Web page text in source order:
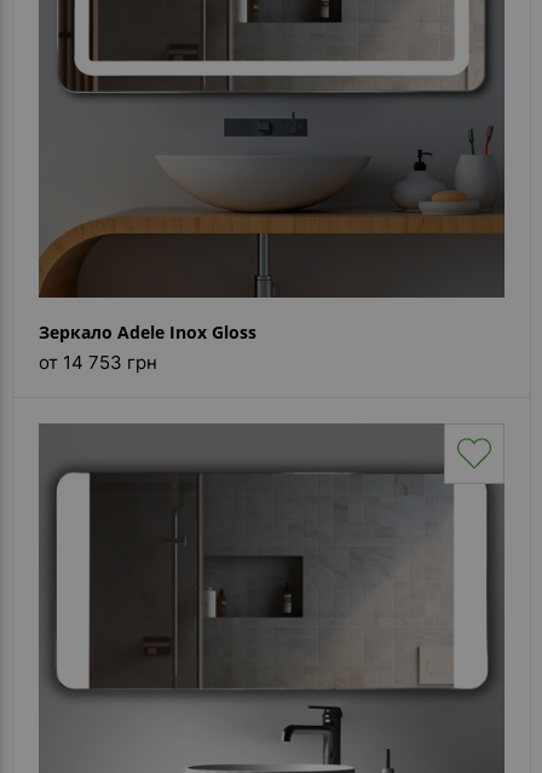
Зеркало Adele Inox Gloss
от 14 753 грн